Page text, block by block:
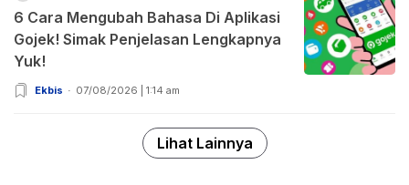
6 Cara Mengubah Bahasa Di Aplikasi
Gojek! Simak Penjelasan Lengkapnya
Yuk!
Ekbis 07/08/2026 | 1:14 am
Lihat Lainnya